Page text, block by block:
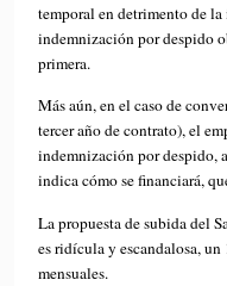
temporal en detrimento de
indemnización por despido
primera.
Más aún, en el caso de
tercer año de contrato), el
indemnización por despido,
indica cómo se financiará,
La propuesta de subida del
es ridícula y escandalosa,
mensuales.